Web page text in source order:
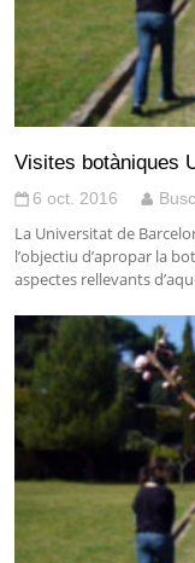
Visites botàniques
6 oct. 2016
La Universitat de
l’objectiu d’apropar la
aspectes rellevants